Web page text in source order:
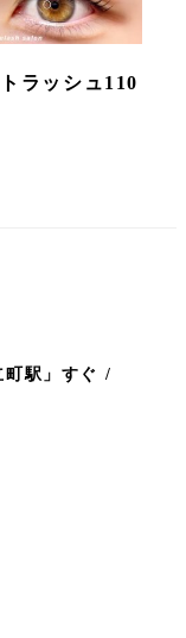
ラッシュ110
町駅」すぐ /